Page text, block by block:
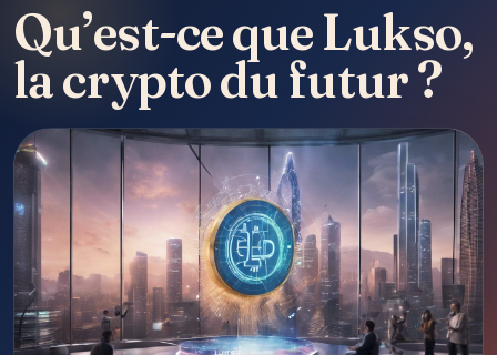
Qu’est-ce que Lukso,
la crypto du futur ?